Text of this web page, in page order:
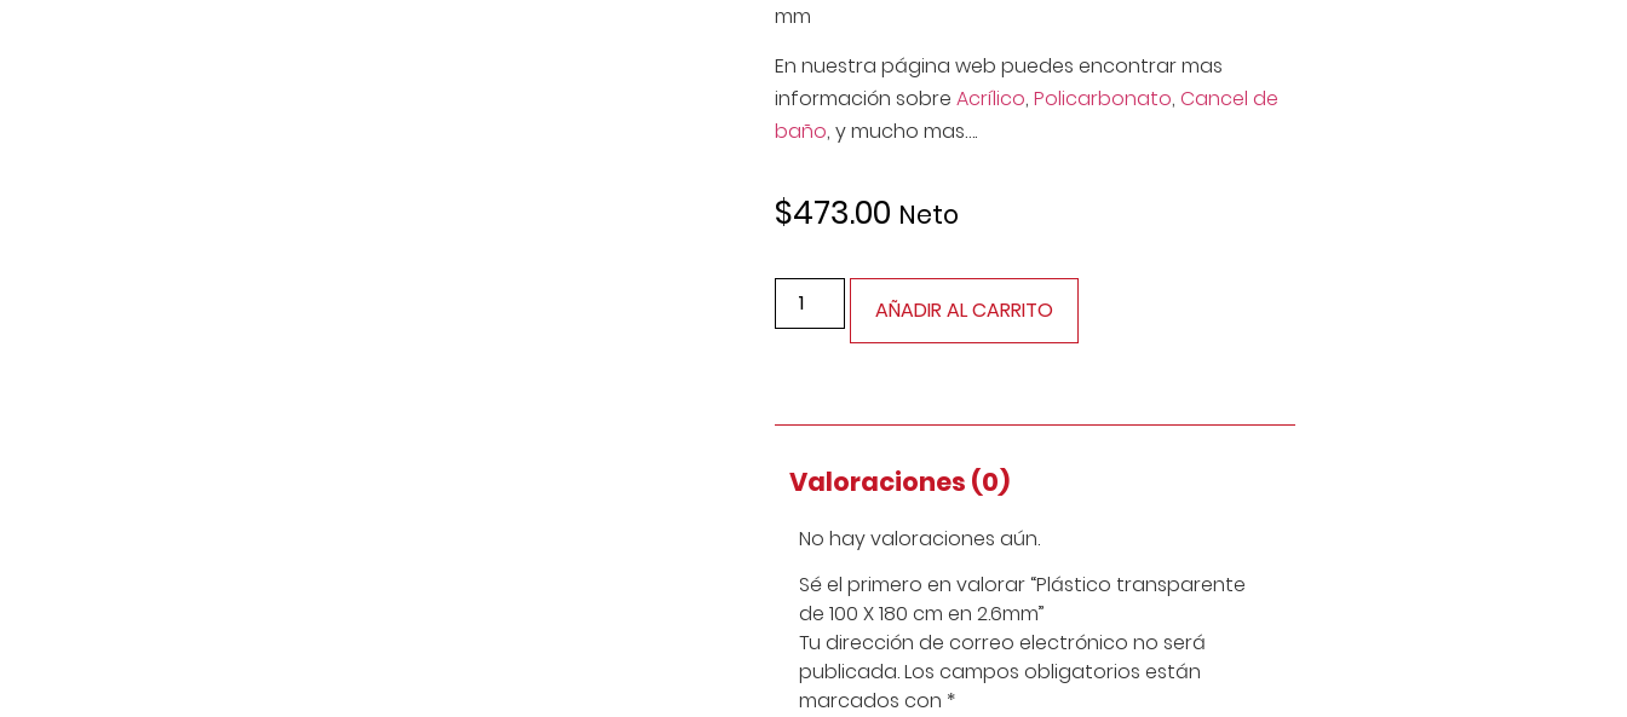
mm
En nuestra página web puedes encontrar mas
información sobre Acrílico, Policarbonato, Cancel de
baño, y mucho mas….
$473.00 Neto
AÑADIR AL CARRITO
Valoraciones (0)
No hay valoraciones aún.
Sé el primero en valorar “Plástico transparente
de 100 X 180 cm en 2.6mm”
Tu dirección de correo electrónico no será
publicada.Los campos obligatorios están
marcados con *